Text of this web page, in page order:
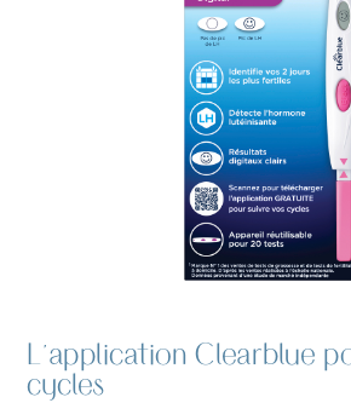
L'application Clearblue
cycles